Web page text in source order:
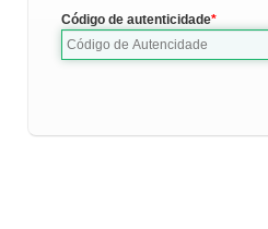
Código de autenticidade